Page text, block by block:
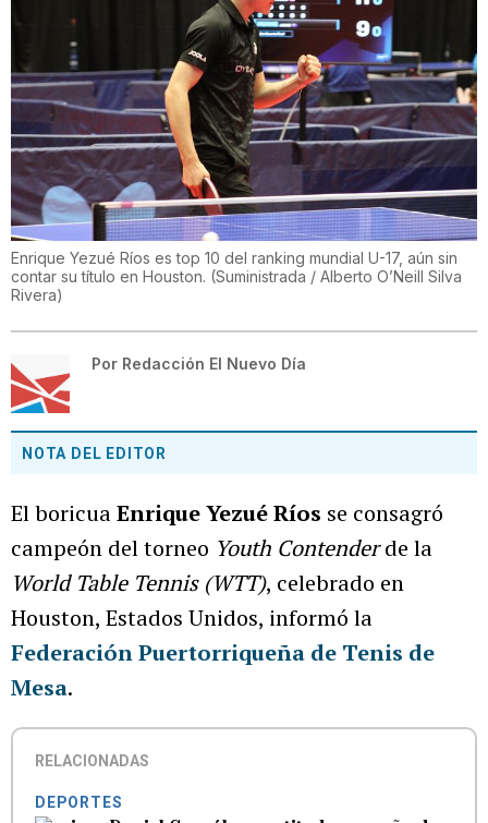
Enrique Yezué Ríos es top 10 del ranking mundial U-17, aún sin
contar su título en Houston. (Suministrada / Alberto O’Neill Silva
Rivera)
Por Redacción El Nuevo Día
NOTA DEL EDITOR
El boricuaEnrique Yezué Ríos se consagró
campeón del torneo Youth Contenderde la
World Table Tennis (WTT), celebrado en
Houston, Estados Unidos, informó la
Federación Puertorriqueña de Tenis de
Mesa.
RELACIONADAS
DEPORTES